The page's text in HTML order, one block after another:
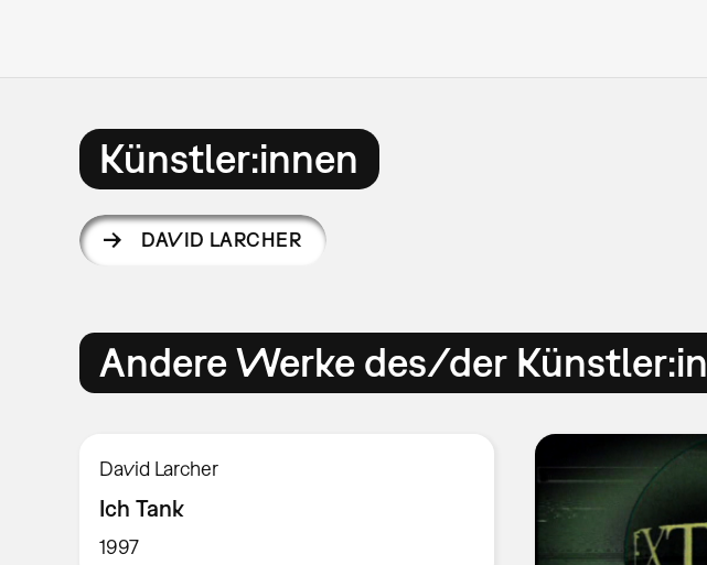
Künstler:innen
DAVID LARCHER
Andere Werke des/der Künstler:in
David Larcher
Ich Tank
1997